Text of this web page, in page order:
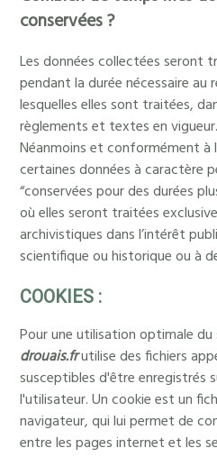
conservées ?
Les données collectées seront
pendant la durée nécessaire au
lesquelles elles sont traitées,
règlements et textes en vigueur.
Néanmoins et conformément à
certaines données à caractère
“conservées pour des durées
où elles seront traitées
archivistiques dans l’intérêt
scientifique ou historique ou à
COOKIES :
Pour une utilisation optimale du
drouais.frutilise des fichiers
susceptibles d'être enregistrés
l'utilisateur. Un cookie est un
navigateur, qui lui permet de
entre les pages internet et les